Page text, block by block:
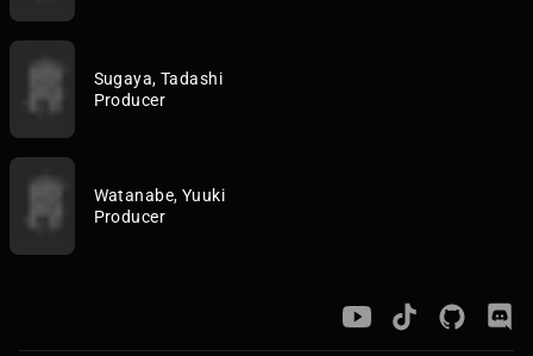
Sugaya, Tadashi
Producer
Watanabe, Yuuki
Producer